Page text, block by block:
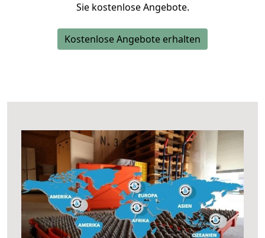
Sie kostenlose Angebote.
Kostenlose Angebote erhalten